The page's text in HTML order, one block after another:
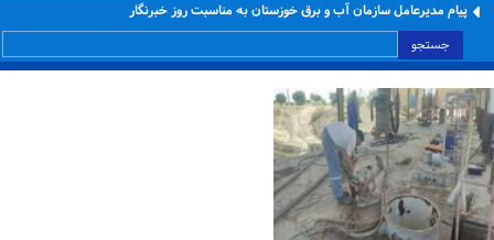
پیام مدیرعامل سازمان آب و برق خوزستان به مناسبت روز خبرنگار
جستجو